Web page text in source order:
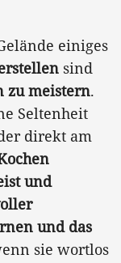
einiges
sind
zu meistern.
Seltenheit
direkt am
und
und das
sie wortlos